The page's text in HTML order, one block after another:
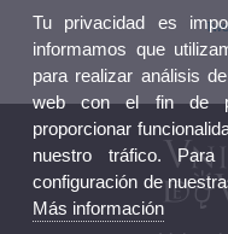
Tu privacidad es
informamos que
para realizar análisis
web con el fin de
proporcionar
nuestro tráfico.
configuración de
Más información